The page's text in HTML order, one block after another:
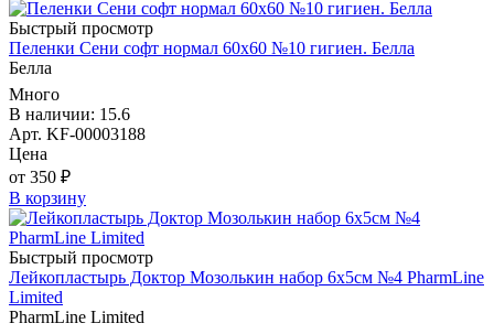
Быстрый просмотр
Пеленки Сени софт нормал 60х60 №10 гигиен. Белла
Белла
Много
В наличии: 15.6
Арт. KF-00003188
Цена
от 350 ₽
В корзину
Быстрый просмотр
Лейкопластырь Доктор Мозолькин набор 6х5см №4 PharmLine
Limited
PharmLine Limited